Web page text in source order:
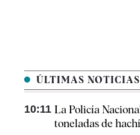
ÚLTIMAS NOTICIAS
10:11 La Policía
toneladas de